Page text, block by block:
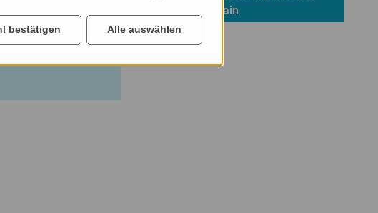
mit dem
Dozent bei Logotrain
bestätigen Alle auswählen